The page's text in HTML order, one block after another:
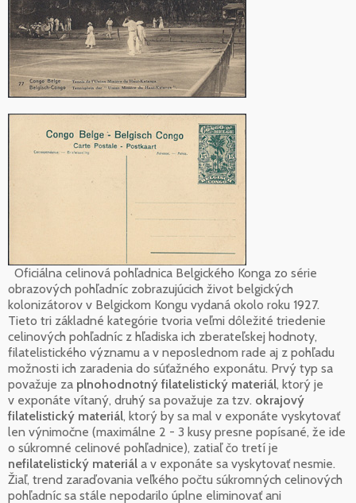
Oficiálna celinová pohľadnica Belgického Konga zo série
obrazových pohľadníc zobrazujúcich život belgických
kolonizátorov v Belgickom Kongu vydaná okolo roku 1927.
Tieto tri základné kategórie tvoria veľmi dôležité triedenie
celinových pohľadníc z hľadiska ich zberateľskej hodnoty,
filatelistického významu a v neposlednom rade aj z pohľadu
možnosti ich zaradenia do súťažného exponátu. Prvý typ sa
považuje za plnohodnotný filatelistický materiál, ktorý je
v exponáte vítaný, druhý sa považuje za tzv. okrajový
filatelistický materiál, ktorý by sa mal v exponáte vyskytovať
len výnimočne (maximálne 2 - 3 kusy presne popísané, že ide
o súkromné celinové pohľadnice), zatiaľ čo tretí je
nefilatelistický materiál a v exponáte sa vyskytovať nesmie.
Žiaľ, trend zaraďovania veľkého počtu súkromných celinových
pohľadníc sa stále nepodarilo úplne eliminovať ani